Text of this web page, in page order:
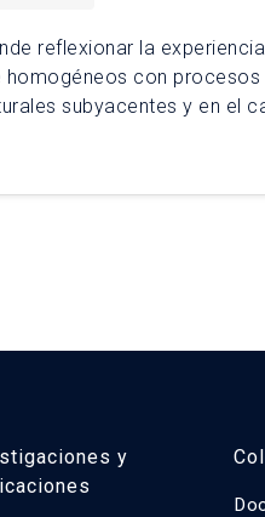
reflexionar la
con
subyacentes y en el
por el MINVU han
y